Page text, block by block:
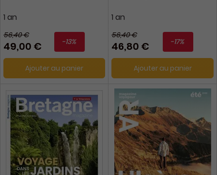
1 an
56,40 €
49,00 € -13%
Ajouter au panier
1 an
56,40 €
46,80 € -17%
Ajouter au panier